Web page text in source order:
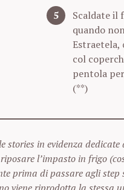
Scaldate il
quando
Estraetela,
col
pentola
(**)
stories in evidenza
l’impasto in frigo
prima di passare agli step